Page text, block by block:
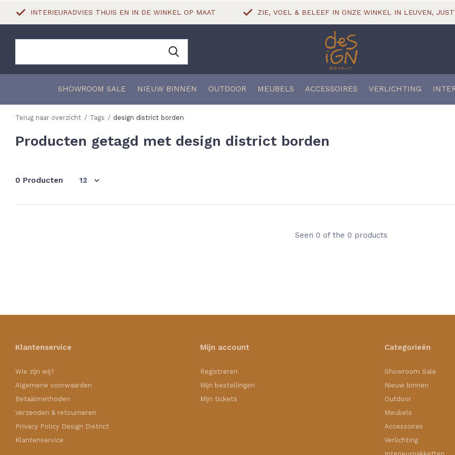
SHOWROOM SALE NIEUW BINNEN OUTDOOR MEUBELS ACCESSOIRES VERLICHTING
INTERIEURADVIES THUIS EN IN DE WINKEL OP MAAT ZIE, VOEL & BELEEF IN ONZE WINKEL IN LEUVEN,
Terug naar overzicht Tags design district borden
Producten getagd met design district borden
0 Producten
Seen 0 of the 0 products
Klantenservice
Wie zijn wij?
Algemene voorwaarden
Betaalmethoden
Verzenden & retourneren
Privacy Policy Design District
Klantenservice
Mijn account
Registreren
Mijn bestellingen
Mijn tickets
Categorieën
Showroom Sale
Nieuw binnen
Outdoor
Meubels
Accessoires
Verlichting